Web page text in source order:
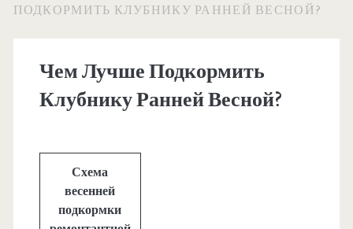
ПОДКОРМИТЬ КЛУБНИКУ РАННЕЙ ВЕСНОЙ?
Чем Лучше Подкормить
Клубнику Ранней Весной?
Схема
весенней
подкормки